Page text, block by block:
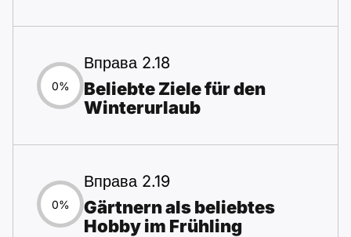
0%
Вправа 2.18
Beliebte Ziele für den
Winterurlaub
0%
Вправа 2.19
Gärtnern als beliebtes
Hobby im Frühling